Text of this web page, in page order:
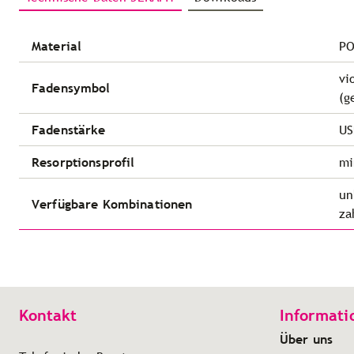
Material
Fadensymbol
Fadenstärke
Resorptionsprofil
Verfügbare Kombinationen
Kontakt
Über uns